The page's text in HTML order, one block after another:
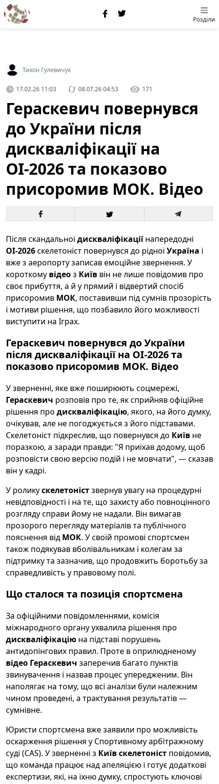
Розділи
Тихон Гулевичук
17.02.26 11:03 08.07.26 04:53 171
Гераскевич повернувся
до України після
дискваліфікації на
ОІ-2026 та показово
присоромив МОК. Відео
Після скандальноїдискваліфікації напередодні
ОІ-2026скелетоніст повернувся до рідноїУкраїна і
вже з аеропорту записав емоційне звернення. У
короткому відеоз Київ він не лише повідомив про
своє прибуття, а й у прямий і відвертий спосіб
присоромив МОК, поставивши під сумнів прозорість
і мотиви рішення, що позбавило його можливості
виступити на Іграх.
Гераскевич повернувся до України
після дискваліфікації на ОІ-2026 та
показово присоромив МОК. Відео
У зверненні, яке вже поширюють соцмережі,
Гераскевич розповів про те, як сприйняв офіційне
рішення про дискваліфікацію, якого, на його думку,
очікував, але не погоджується з його підставами.
Скелетоніст підкреслив, що повернувся до Київ не
поразкою, а заради правди: "Я приїхав додому, щоб
розповісти свою версію подій і не мовчати", — сказав
він у кадрі.
У роликускелетоністзвернув увагу на процедурні
невідповідності і на те, що захисту або повноцінного
розгляду справи йому не надали. Він вимагав
прозорого перегляду матеріалів та публічного
пояснення від МОК. У своїй промові спортсмен
також подякував вболівальникам і колегам за
підтримку та зазначив, що продовжить боротьбу за
справедливість у правовому полі.
Що сталося та позиція спортсмена
За офіційними повідомленнями, комісія
міжнародного органу ухвалила рішення про
дискваліфікацію на підставі порушень
антидопінгових правил. Проте в оприлюдненому
відео Гераскевич заперечив багато пунктів
звинувачення і назвав процес упередженим. Він
наполягає на тому, що всі аналізи були належним
чином проведені, а трактування результатів —
сумнівне.
Юристи спортсмена вже заявили про можливість
оскарження рішення у Спортивному арбітражному
суді (CAS). У зверненні з Київскелетоніст повідомив,
що команда працює над апеляцією і готує додаткові
експертизи, які, на їхню думку, спростують ключові